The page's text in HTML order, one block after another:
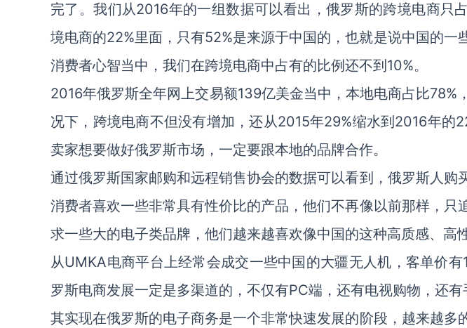
完了。我们从2016年的一组数据可以看出，俄罗斯的跨境电商只
境电商的22%里面，只有52%是来源于中国的，也就是说中国的一
消费者心智当中，我们在跨境电商中占有的比例还不到10%。
2016年俄罗斯全年网上交易额139亿美金当中，本地电商占比78%
况下，跨境电商不但没有增加，还从2015年29%缩水到2016年的
卖家想要做好俄罗斯市场，一定要跟本地的品牌合作。
通过俄罗斯国家邮购和远程销售协会的数据可以看到，俄罗斯人购
消费者喜欢一些非常具有性价比的产品，他们不再像以前那样，只
求一些大的电子类品牌，他们越来越喜欢像中国的这种高质感、高
从UMKA电商平台上经常会成交一些中国的大疆无人机，客单价
罗斯电商发展一定是多渠道的，不仅有PC端，还有电视购物，还有
其实现在俄罗斯的电子商务是一个非常快速发展的阶段，越来越多